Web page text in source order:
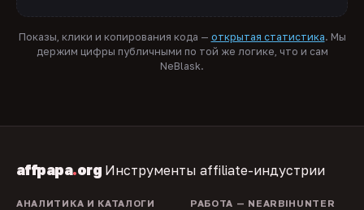
Показы, клики и копирования кода — открытая статистика. Мы
держим цифры публичными по той же логике, что и сам
NeBlask.
affpapa.org Инструменты affiliate-индустрии
АНАЛИТИКА И КАТАЛОГИ РАБОТА — NEARBIHUNTER